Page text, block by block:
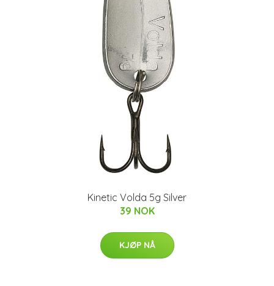
Kinetic Volda 5g Silver
39 NOK
KJØP NÅ